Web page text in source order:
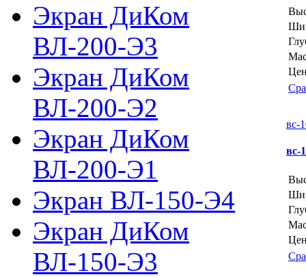
Экран ДиКом
ВЛ-200-Э3
Экран ДиКом
ВЛ-200-Э2
Экран ДиКом
ВЛ-200-Э1
Экран ВЛ-150-Э4
Экран ДиКом
ВЛ-150-Э3
вс-
вс-